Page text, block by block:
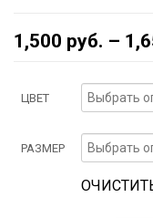
1,500 руб. –
ЦВЕТ
РАЗМЕР